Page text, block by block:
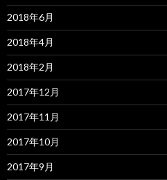
2018年6月
2018年4月
2018年2月
2017年12月
2017年11月
2017年10月
2017年9月